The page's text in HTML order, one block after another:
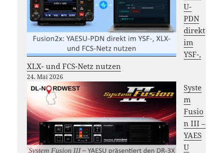
U-
PDN
direkt
im
YSF-,
XLX- und FCS-Netz nutzen
24. Mai 2026
Syste
m
Fusio
n III –
YAES
U